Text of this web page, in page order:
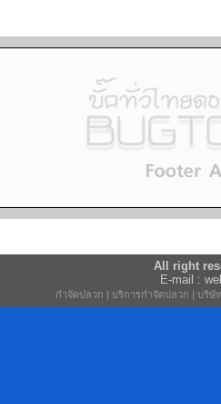
All right
E-mail :
กำจัดปลวก | บริการกำจัดปลวก | บริษั